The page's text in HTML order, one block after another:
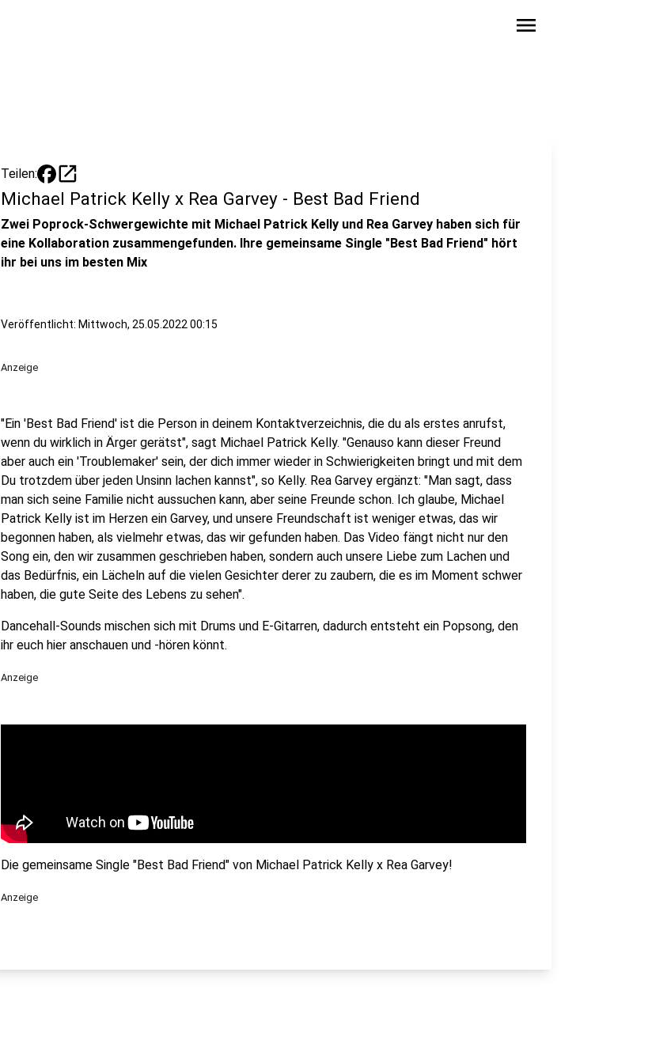
menu
Teilen: open_in_new
Michael Patrick Kelly x Rea Garvey - Best Bad Friend
Zwei Poprock-Schwergewichte mit Michael Patrick Kelly und Rea Garvey haben sich für
eine Kollaboration zusammengefunden. Ihre gemeinsame Single "Best Bad Friend" hört
ihr bei uns im besten Mix
Veröffentlicht: Mittwoch, 25.05.2022 00:15
Anzeige
"Ein 'Best Bad Friend' ist die Person in deinem Kontaktverzeichnis, die du als erstes anrufst,
wenn du wirklich in Ärger gerätst", sagt Michael Patrick Kelly. "Genauso kann dieser Freund
aber auch ein 'Troublemaker' sein, der dich immer wieder in Schwierigkeiten bringt und mit dem
Du trotzdem über jeden Unsinn lachen kannst", so Kelly. Rea Garvey ergänzt: "Man sagt, dass
man sich seine Familie nicht aussuchen kann, aber seine Freunde schon. Ich glaube, Michael
Patrick Kelly ist im Herzen ein Garvey, und unsere Freundschaft ist weniger etwas, das wir
begonnen haben, als vielmehr etwas, das wir gefunden haben. Das Video fängt nicht nur den
Song ein, den wir zusammen geschrieben haben, sondern auch unsere Liebe zum Lachen und
das Bedürfnis, ein Lächeln auf die vielen Gesichter derer zu zaubern, die es im Moment schwer
haben, die gute Seite des Lebens zu sehen".
Dancehall-Sounds mischen sich mit Drums und E-Gitarren, dadurch entsteht ein Popsong, den
ihr euch hier anschauen und -hören könnt.
Anzeige
Die gemeinsame Single "Best Bad Friend" von Michael Patrick Kelly x Rea Garvey!
Anzeige